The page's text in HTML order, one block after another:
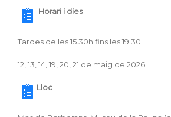
Horari i dies
Tardes de les 15.30h fins les 19:30
12, 13, 14, 19, 20, 21 de maig de 2026
Lloc